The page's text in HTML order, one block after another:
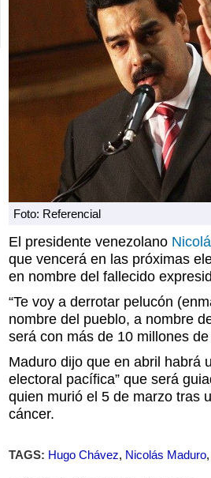
Foto: Referencial
El presidente venezolano
que vencerá en las próximas
en nombre del fallecido
“Te voy a derrotar pelucón
nombre del pueblo, a nombre
será con más de 10 millones
Maduro dijo que en abril habrá
electoral pacífica” que será
quien murió el 5 de marzo tras
cáncer.
TAGS: Hugo Chávez, Nicolás Maduro